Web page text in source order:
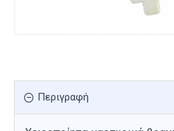
Περιγραφή